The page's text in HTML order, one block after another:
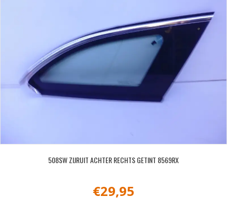
508SW ZIJRUIT ACHTER RECHTS GETINT 8569RX
€29,95